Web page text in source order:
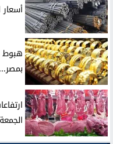
هبوط
الجمعة